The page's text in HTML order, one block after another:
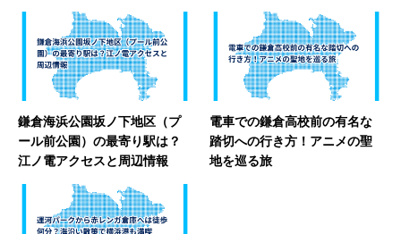
鎌倉海浜公園坂ノ下地区（プ
ール前公園）の最寄り駅は？
江ノ電アクセスと周辺情報
電車での鎌倉高校前の有名な
踏切への行き方！アニメの聖
地を巡る旅